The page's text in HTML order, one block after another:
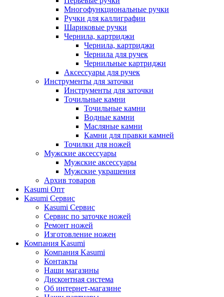
Многофункциональные ручки
Ручки для каллиграфии
Шариковые ручки
Чернила, картриджи
Чернила, картриджи
Чернила для ручек
Чернильные картриджи
Аксессуары для ручек
Инструменты для заточки
Инструменты для заточки
Точильные камни
Точильные камни
Водные камни
Масляные камни
Камни для правки камней
Точилки для ножей
Мужские аксессуары
Мужские аксессуары
Мужские украшения
Архив товаров
Kasumi Опт
Кasumi Сервис
Кasumi Сервис
Сервис по заточке ножей
Ремонт ножей
Изготовление ножен
Компания Kasumi
Компания Kasumi
Контакты
Наши магазины
Дисконтная система
Об интернет-магазине